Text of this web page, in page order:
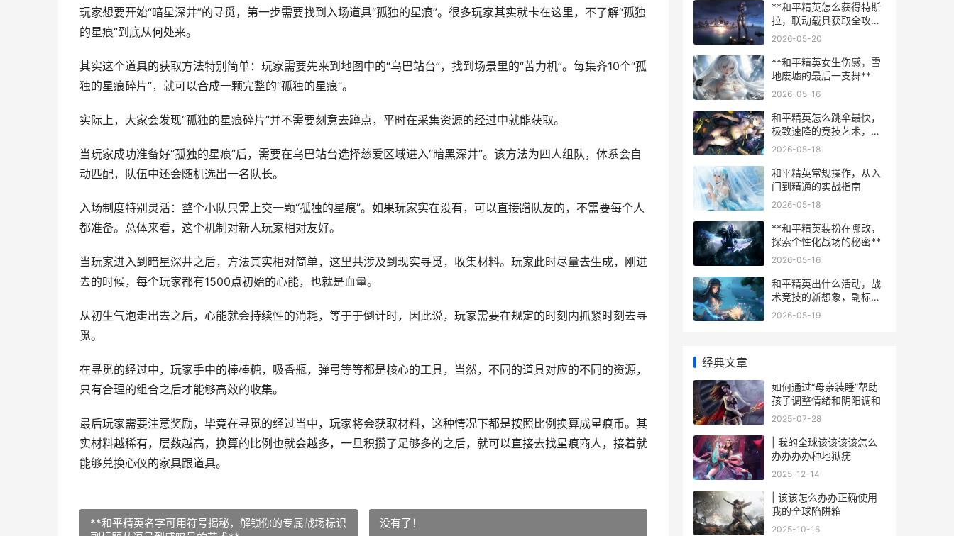
玩家想要开始“暗星深井”的寻觅，第一步需要找到入场道具“孤独的星痕”。很多玩家其实就卡在这里，不了解“孤独
的星痕”到底从何处来。
其实这个道具的获取方法特别简单：玩家需要先来到地图中的“乌巴站台”，找到场景里的“苦力机”。每集齐10个“孤
独的星痕碎片”，就可以合成一颗完整的“孤独的星痕”。
实际上，大家会发现“孤独的星痕碎片”并不需要刻意去蹲点，平时在采集资源的经过中就能获取。
当玩家成功准备好“孤独的星痕”后，需要在乌巴站台选择慈爱区域进入“暗黑深井”。该方法为四人组队，体系会自
动匹配，队伍中还会随机选出一名队长。
入场制度特别灵活：整个小队只需上交一颗“孤独的星痕”。如果玩家实在没有，可以直接蹭队友的，不需要每个人
都准备。总体来看，这个机制对新人玩家相对友好。
当玩家进入到暗星深井之后，方法其实相对简单，这里共涉及到现实寻觅，收集材料。玩家此时尽量去生成，刚进
去的时候，每个玩家都有1500点初始的心能，也就是血量。
从初生气泡走出去之后，心能就会持续性的消耗，等于于倒计时，因此说，玩家需要在规定的时刻内抓紧时刻去寻
觅。
在寻觅的经过中，玩家手中的棒棒糖，吸香瓶，弹弓等等都是核心的工具，当然，不同的道具对应的不同的资源，
只有合理的组合之后才能够高效的收集。
最后玩家需要注意奖励，毕竟在寻觅的经过当中，玩家将会获取材料，这种情况下都是按照比例换算成星痕币。其
实材料越稀有，层数越高，换算的比例也就会越多，一旦积攒了足够多的之后，就可以直接去找星痕商人，接着就
能够兑换心仪的家具跟道具。
**和平精英名字可用符号揭秘，解锁你的专属战场标识
没有了！
**和平精英怎么获得特斯
拉，联动载具获取全攻
略，副标题，资深玩家带
用**
2026-05-20
**和平精英女生伤感，雪
地废墟的最后一支舞**
2026-05-16
和平精英怎么跳伞最快，
极致速降的竞技艺术，副
标题，顶尖玩家突破落点
2026-05-18
和平精英常规操作，从入
门到精通的实战指南
2026-05-18
**和平精英装扮在哪改，
探索个性化战场的秘密**
2026-05-16
和平精英出什么活动，战
术竞技的新想象，副标
题，未来活动设计的三大
2026-05-19
经典文章
如何通过“母亲装睡”帮助
孩子调整情绪和阴阳调和
2025-07-28
| 我的全球该该该该怎么
办办办办种地狱疣
2025-12-14
| 该该怎么办办正确使用
我的全球陷阱箱
2025-10-16